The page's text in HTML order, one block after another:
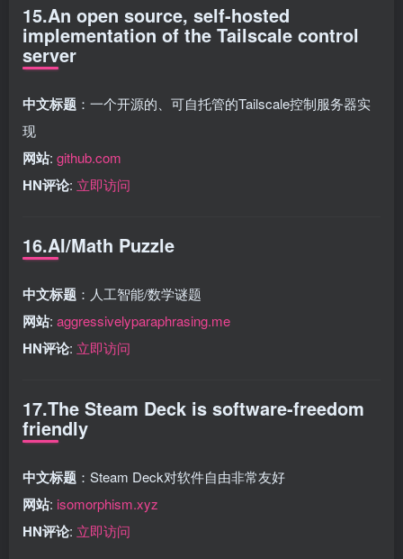
15.An open source, self-hosted
implementation of the Tailscale control
server
中文标题 ：一个开源的、可自托管的Tailscale控制服务器实
现
网站: github.com
HN评论: 立即访问
16.AI/Math Puzzle
中文标题 ：人工智能/数学谜题
网站: aggressivelyparaphrasing.me
HN评论: 立即访问
17.The Steam Deck is software-freedom
friendly
中文标题 ：Steam Deck对软件自由非常友好
网站: isomorphism.xyz
HN评论: 立即访问